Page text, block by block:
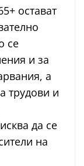
остават
се
и за
а
трудови и
да се
на